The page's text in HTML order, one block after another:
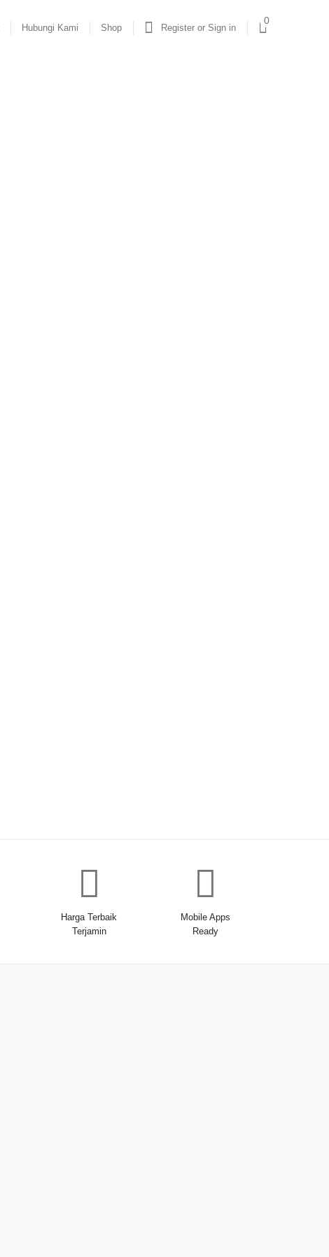
Hubungi Kami Shop Register or Sign in
0
Harga Terbaik
Terjamin
Mobile Apps
Ready